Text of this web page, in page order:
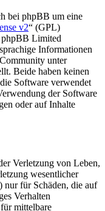
bei phpBB um eine
v2“ (GPL)
phpBB Limited
Informationen
unter
Beide haben keinen
Software verwendet
der Software
oder auf Inhalte
Verletzung von Leben,
wesentlicher
für Schäden, die auf
Verhalten
mittelbare